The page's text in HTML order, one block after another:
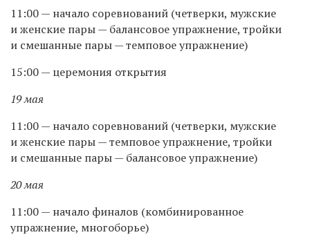
11:00 — начало соревнований (четверки, мужские
и женские пары — балансовое упражнение, тройки
и смешанные пары — темповое упражнение)
15:00 — церемония открытия
19мая
11:00 — начало соревнований (четверки, мужские
и женские пары — темповое упражнение, тройки
и смешанные пары — балансовое упражнение)
20 мая
11:00 — начало финалов (комбинированное
упражнение, многоборье)